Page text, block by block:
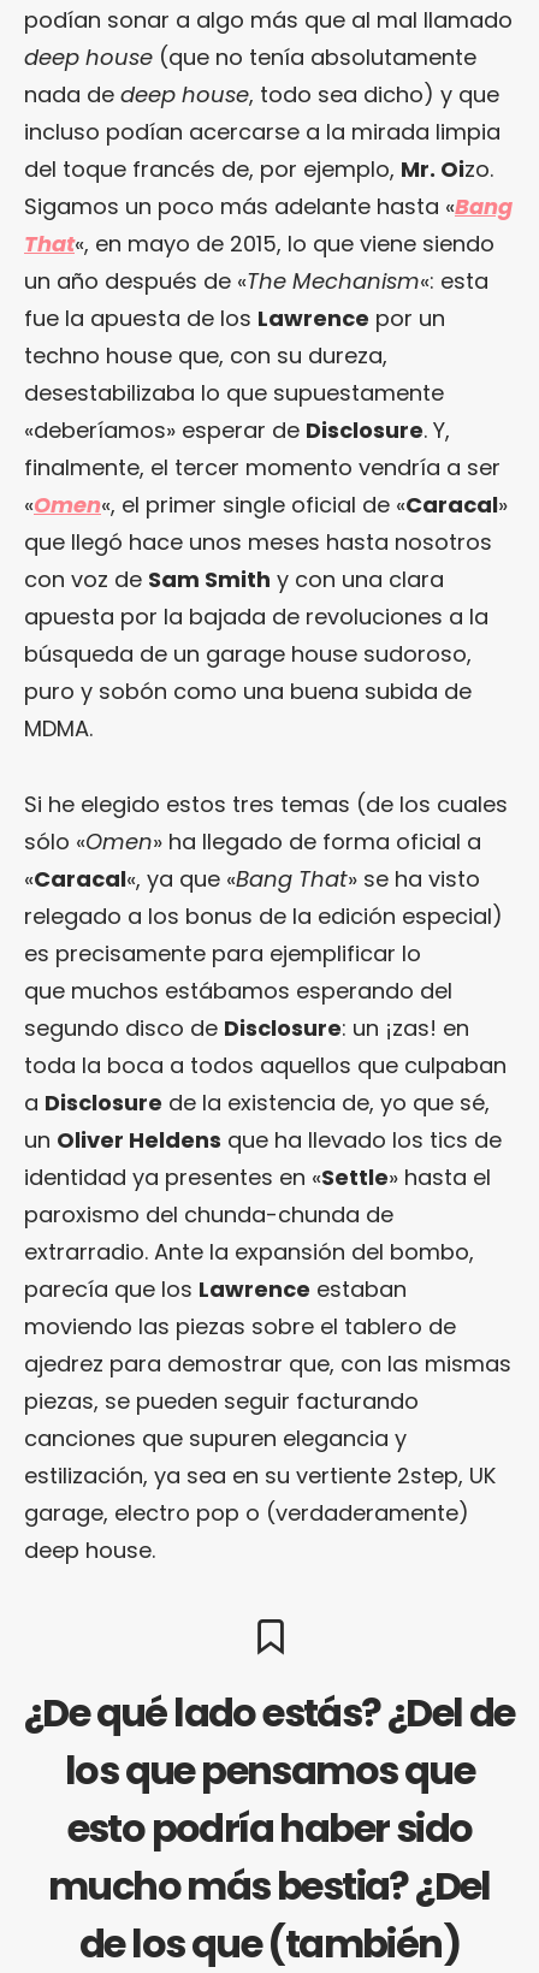
podían sonar a algo más que al mal llamado
deep house (que no tenía absolutamente
nada de deep house, todo sea dicho) y que
incluso podían acercarse a la mirada limpia
del toque francés de, por ejemplo, Mr. Oizo.
Sigamos un poco más adelante hasta «Bang
That«, en mayo de 2015, lo que viene siendo
un año después de «The Mechanism«: esta
fue la apuesta de los Lawrence por un
techno house que, con su dureza,
desestabilizaba lo que supuestamente
«deberíamos» esperar de Disclosure. Y,
finalmente, el tercer momento vendría a ser
«Omen«, el primer single oficial de «Caracal»
que llegó hace unos meses hasta nosotros
con voz de Sam Smith y con una clara
apuesta por la bajada de revoluciones a la
búsqueda de un garage house sudoroso,
puro y sobón como una buena subida de
MDMA.
Si he elegido estos tres temas (de los cuales
sólo «Omen» ha llegado de forma oficial a
«Caracal«, ya que «Bang That» se ha visto
relegado a los bonus de la edición especial)
es precisamente para ejemplificar lo
que muchos estábamos esperando del
segundo disco de Disclosure: un ¡zas! en
toda la boca a todos aquellos que culpaban
a Disclosure de la existencia de, yo que sé,
un Oliver Heldens que ha llevado los tics de
identidad ya presentes en «Settle» hasta el
paroxismo del chunda-chunda de
extrarradio. Ante la expansión del bombo,
parecía que los Lawrence estaban
moviendo las piezas sobre el tablero de
ajedrez para demostrar que, con las mismas
piezas, se pueden seguir facturando
canciones que supuren elegancia y
estilización, ya sea en su vertiente 2step, UK
garage, electro pop o (verdaderamente)
deep house.
¿De qué lado estás? ¿Del de
los que pensamos que
esto podría haber sido
mucho más bestia? ¿Del
de los que (también)